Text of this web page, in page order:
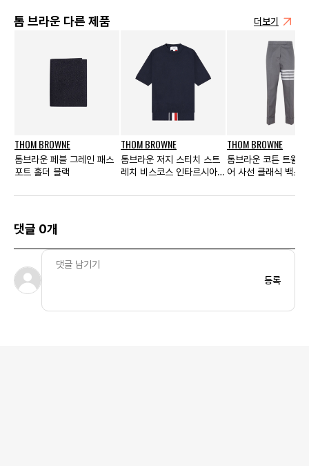
톰 브라운 다른 제품 더보기
THOM BROWNE
톰브라운 페블 그레인 패스
포트 홀더 블랙
THOM BROWNE
톰브라운 저지 스티치 스트
레치 비스코스 인타르시아
넥 티셔츠 네이비 우먼스
THOM BROWNE
톰브라운 코튼 트윌
어 사선 클래식 백스
댓글 0개
등록